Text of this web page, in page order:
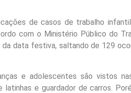
de casos de trabalho
com o Ministério Público do
data festiva, saltando de 129
e adolescentes são vistos
latinhas e guardador de carros.